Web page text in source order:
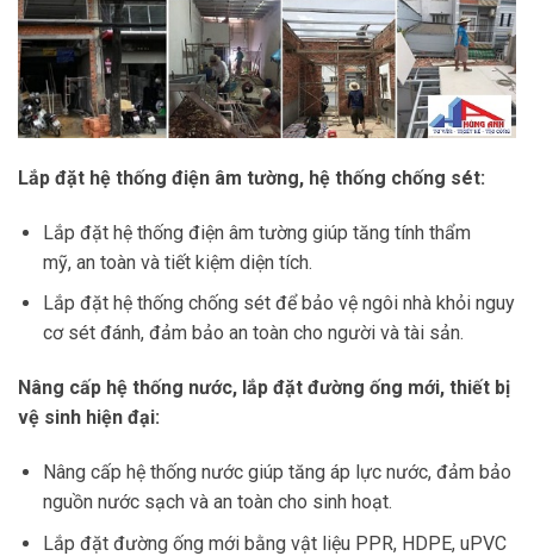
Lắp đặt hệ thống điện âm tường, hệ thống chống sét:
Lắp đặt hệ thống điện âm tường giúp tăng tính thẩm
mỹ, an toàn và tiết kiệm diện tích.
Lắp đặt hệ thống chống sét để bảo vệ ngôi nhà khỏi nguy
cơ sét đánh, đảm bảo an toàn cho người và tài sản.
Nâng cấp hệ thống nước, lắp đặt đường ống mới, thiết bị
vệ sinh hiện đại:
Nâng cấp hệ thống nước giúp tăng áp lực nước, đảm bảo
nguồn nước sạch và an toàn cho sinh hoạt.
Lắp đặt đường ống mới bằng vật liệu PPR, HDPE, uPVC